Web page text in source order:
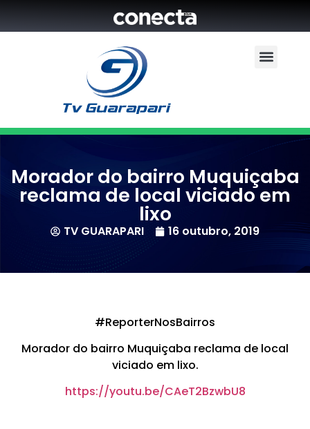
Morador do bairro Muquiçaba
reclama de local viciado em
lixo
TV GUARAPARI 16 outubro, 2019
#ReporterNosBairros
Morador do bairro Muquiçaba reclama de local
viciado em lixo.
https://youtu.be/CAeT2BzwbU8